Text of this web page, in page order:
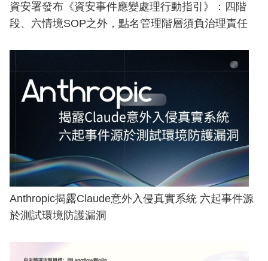
資安署發布《資安事件應變處理行動指引》：四階
段、六情境SOP之外，點名管理階層須負治理責任
Anthropic揭露Claude意外入侵真實系統 六起事件源
於測試環境防護漏洞